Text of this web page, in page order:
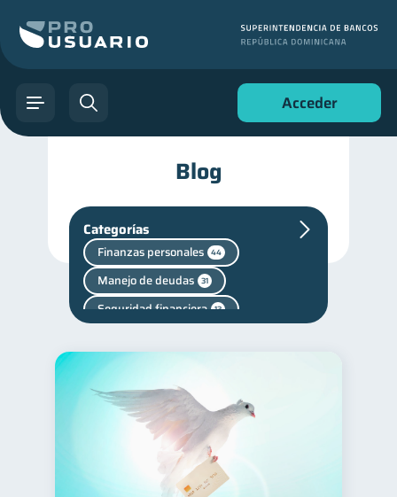
Acceder
Blog
Categorías
Finanzas personales 44
Manejo de deudas 31
Seguridad financiera 13
Productos financieros
Deudas 10 Servicios
Vacaciones
Finanzas en Pareja 1